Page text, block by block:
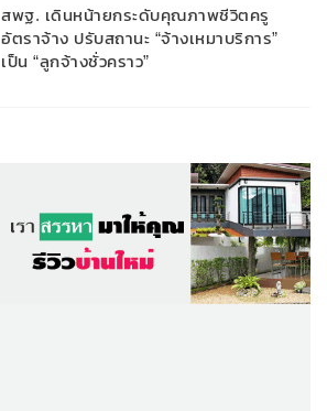
สพฐ. เดินหน้ายกระดับคุณภาพชีวิตครู
อัตราจ้าง ปรับสถานะ “จ้างเหมาบริการ”
เป็น “ลูกจ้างชั่วคราว”